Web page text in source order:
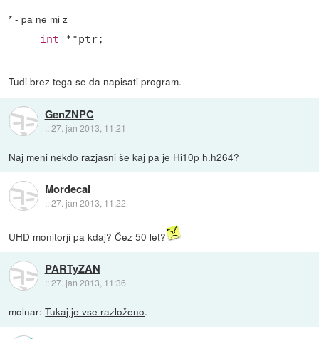
* - pa ne mi z
int **ptr;
Tudi brez tega se da napisati program.
GenZNPC
::27. jan 2013, 11:21
Naj meni nekdo razjasni še kaj pa je Hi10p h.h264?
Mordecai
::27. jan 2013, 11:22
UHD monitorji pa kdaj? Čez 50 let?
PARTyZAN
::27. jan 2013, 11:36
molnar:Tukaj je vse razloženo.